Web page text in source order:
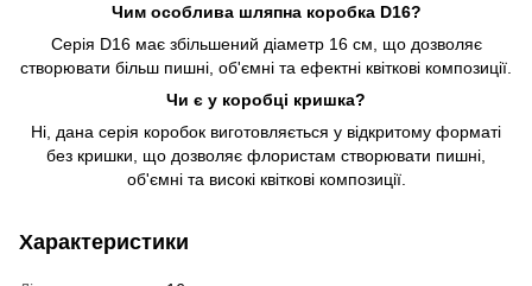
Чим особлива шляпна коробка D16?
Серія D16 має збільшений діаметр 16 см, що дозволяє
створювати більш пишні, об'ємні та ефектні квіткові композиції.
Чи є у коробці кришка?
Ні, дана серія коробок виготовляється у відкритому форматі
без кришки, що дозволяє флористам створювати пишні,
об'ємні та високі квіткові композиції.
Характеристики